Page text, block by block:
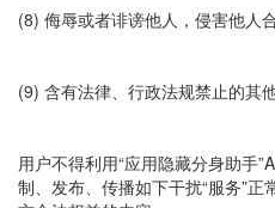
(8) 侮辱或者诽谤他人，侵害他人
(9) 含有法律、行政法规禁止的其
用户不得利用“应用隐藏分身助手
制、发布、传播如下干扰“服务”